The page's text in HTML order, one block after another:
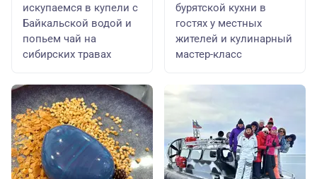
искупаемся в купели с
Байкальской водой и
попьем чай на
сибирских травах
бурятской кухни в
гостях у местных
жителей и кулинарный
мастер-класс